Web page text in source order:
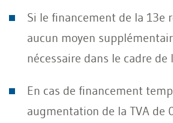
Si le financement de la 13e
aucun moyen
nécessaire dans le cadre de
En cas de financement
augmentation de la TVA de